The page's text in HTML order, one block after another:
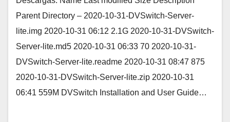
Parent Directory – 2020-10-31-DVSwitch-Server-
lite.img 2020-10-31 06:12 2.1G 2020-10-31-DVSwitch-
Server-lite.md5 2020-10-31 06:33 70 2020-10-31-
DVSwitch-Server-lite.readme 2020-10-31 08:47 875
2020-10-31-DVSwitch-Server-lite.zip 2020-10-31
06:41 559M DVSwitch Installation and User Guide…